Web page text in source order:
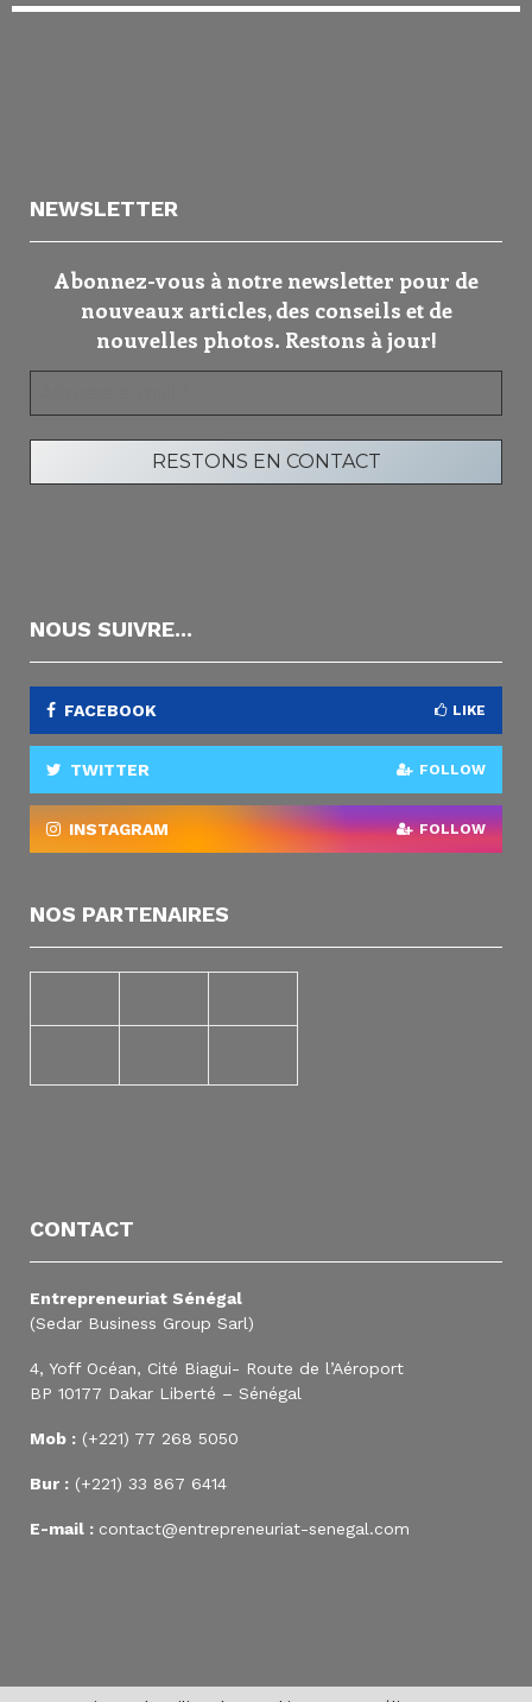
NEWSLETTER
Abonnez-vous à notre newsletter pour de
nouveaux articles, des conseils et de
nouvelles photos. Restons à jour!
NOUS SUIVRE...
FACEBOOK LIKE
TWITTER FOLLOW
INSTAGRAM FOLLOW
NOS PARTENAIRES
CONTACT
Entrepreneuriat Sénégal
(Sedar Business Group Sarl)
4, Yoff Océan, Cité Biagui- Route de l’Aéroport
BP 10177 Dakar Liberté – Sénégal
Mob : (+221) 77 268 5050
Bur : (+221) 33 867 6414
E-mail : contact@entrepreneuriat-senegal.com